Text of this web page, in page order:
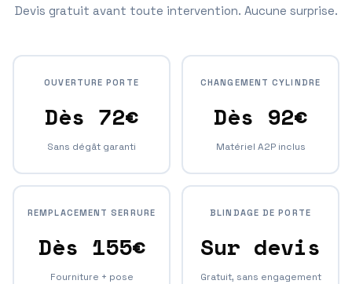
Devis gratuit avant toute intervention. Aucune surprise.
OUVERTURE PORTE
Dès 72€
Sans dégât garanti
CHANGEMENT CYLINDRE
Dès 92€
Matériel A2P inclus
REMPLACEMENT SERRURE
Dès 155€
Fourniture + pose
BLINDAGE DE PORTE
Sur devis
Gratuit, sans engagement